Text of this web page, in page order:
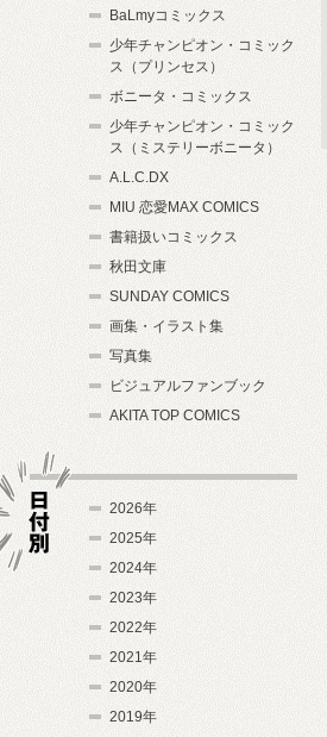
BaLmyコミックス
少年チャンピオン・コミック
ス（プリンセス）
ボニータ・コミックス
少年チャンピオン・コミック
ス（ミステリーボニータ）
A.L.C.DX
MIU 恋愛MAX COMICS
書籍扱いコミックス
秋田文庫
SUNDAY COMICS
画集・イラスト集
写真集
ビジュアルファンブック
AKITA TOP COMICS
2026年
2025年
2024年
2023年
2022年
2021年
2020年
2019年